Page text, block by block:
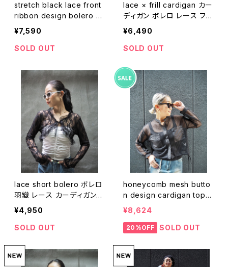
stretch black lace front
ribbon design bolero ボ
レロ レース ブラック 黒 リ
ボン 羽織り
¥7,590
SOLD OUT
lace × frill cardigan カー
ディガン ボレロ レース フリ
ル
¥6,490
SOLD OUT
lace short bolero ボレロ
羽織 レース カーディガン
ショート丈
¥4,950
SOLD OUT
honeycomb mesh butto
n design cardigan tops
トップス カーディガン メッ
シュ ドローコード
¥8,624
20%OFF SOLD OUT